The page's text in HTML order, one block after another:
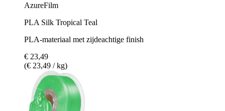
AzureFilm
PLA Silk Tropical Teal
PLA-materiaal met zijdeachtige finish
€ 23,49
(€ 23,49 / kg)